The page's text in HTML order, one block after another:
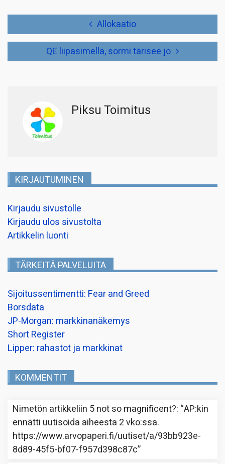
Allokaatio
QE liipasimella, sormi tärisee jo
Piksu Toimitus
KIRJAUTUMINEN
Kirjaudu sivustolle
Kirjaudu ulos sivustolta
Artikkelin luonti
TÄRKEITÄ PALVELUITA
Sijoitussentimentti: Fear and Greed
Borsdata
JP-Morgan: markkinanäkemys
Short Register
Lipper: rahastot ja markkinat
KOMMENTIT
Nimetön artikkeliin 5 not so magnificent?: “AP:kin
ennätti uutisoida aiheesta 2 vko:ssa.
https://www.arvopaperi.fi/uutiset/a/93bb923e-
8d89-45f5-bf07-f957d398c87c”